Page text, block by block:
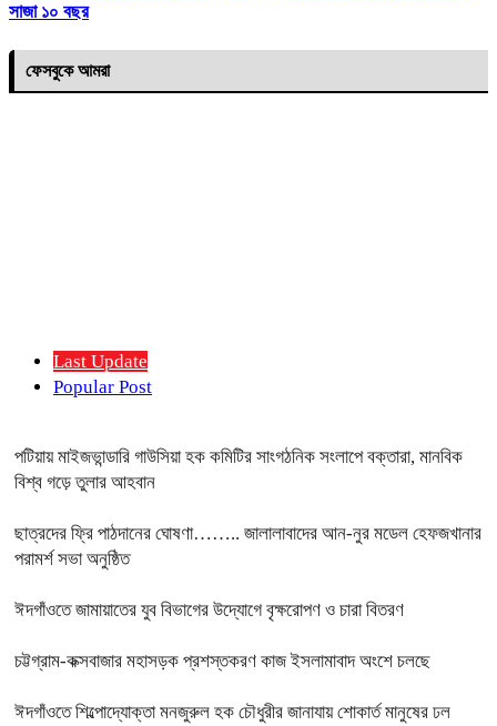
সাজা ১০ বছর
ফেসবুকে আমরা
Last Update
Popular Post
পটিয়ায় মাইজভান্ডারি গাউসিয়া হক কমিটির সাংগঠনিক সংলাপে বক্তারা, মানবিক
বিশ্ব গড়ে তুলার আহবান
ছাত্রদের ফ্রি পাঠদানের ঘোষণা…….. জালালাবাদের আন-নুর মডেল হেফজখানার
পরামর্শ সভা অনুষ্ঠিত
ঈদগাঁওতে জামায়াতের যুব বিভাগের উদ্যোগে বৃক্ষরোপণ ও চারা বিতরণ
চট্টগ্রাম-কক্সবাজার মহাসড়ক প্রশস্তকরণ কাজ ইসলামাবাদ অংশে চলছে
ঈদগাঁওতে শিল্পোদ্যোক্তা মনজুরুল হক চৌধুরীর জানাযায় শোকার্ত মানুষের ঢল